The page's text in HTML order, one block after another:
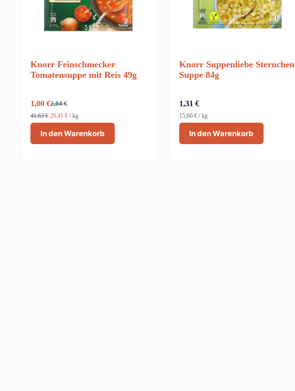
Knorr Feinschmecker
Tomatensuppe mit Reis 49g
2,04€
Ursprünglicher
Preis
war:
2,04 €
1,00 €Aktueller
Preis
ist:
1,00 €.
In den Warenkorb
41,63€ 20,41 € /kg
Knorr Suppenliebe Sternchen
Suppe 84g
1,31€
In den Warenkorb
15,60€ /kg